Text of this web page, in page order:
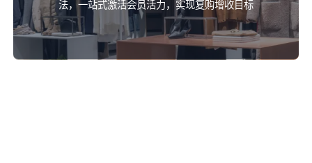
法，一站式激活会员活力，实现复购增收目标